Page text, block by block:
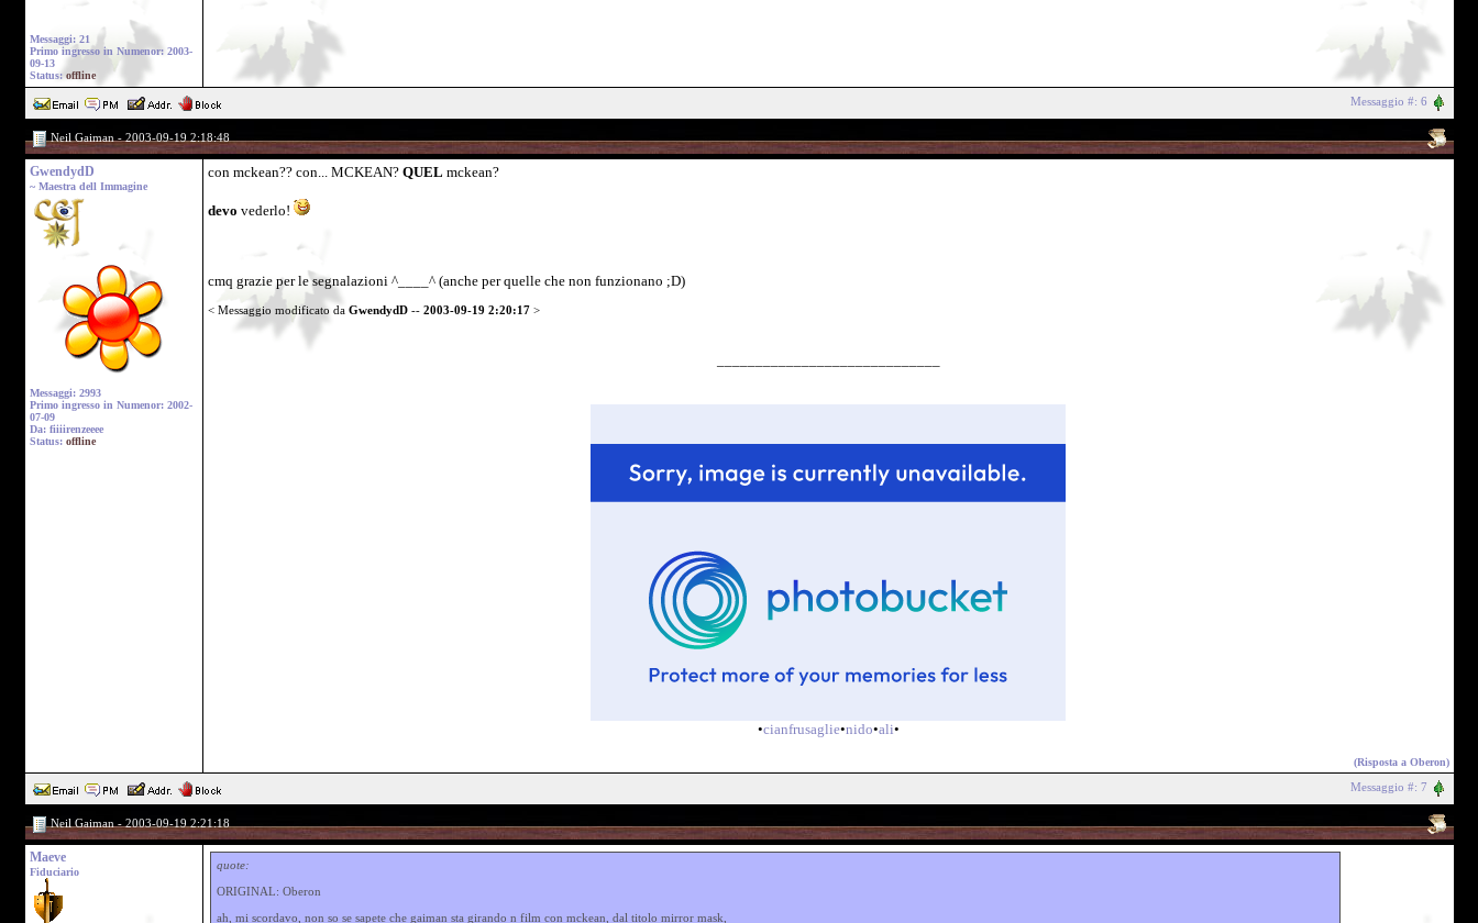
Messaggi: 21
Primo ingresso in Numenor: 2003-
09-13
Status: offline
Messaggio #: 6
Neil Gaiman - 2003-09-19 2:18:48
GwendydD
~ Maestra dell Immagine
Messaggi: 2993
Primo ingresso in Numenor: 2002-
07-09
Da: fiiiirenzeeee
Status: offline
con mckean?? con... MCKEAN? QUEL mckean?
devo vederlo!
cmq grazie per le segnalazioni ^____^ (anche per quelle che non funzionano ;D)
< Messaggio modificato da GwendydD-- 2003-09-19 2:20:17 >
•cianfrusaglie•nido•ali•
(Risposta a Oberon)
Messaggio #: 7
Neil Gaiman - 2003-09-19 2:21:18
Maeve
Fiduciario
quote:
ORIGINAL: Oberon
ah, mi scordavo, non so se sapete che gaiman sta girando n film con mckean, dal titolo mirror mask,